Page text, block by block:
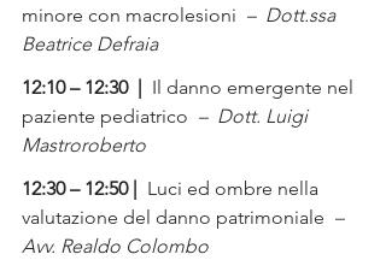
minore con macrolesioni –  Dott.ssa
Beatrice Defraia
12:10 – 12:30  | Il danno emergente nel
paziente pediatrico –  Dott. Luigi
Mastroroberto
12:30 – 12:50 | Luci ed ombre nella
valutazione del danno patrimoniale –
Avv. Realdo Colombo